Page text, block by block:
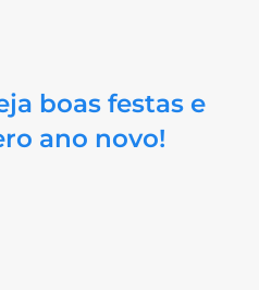
boas festas e
ano novo!